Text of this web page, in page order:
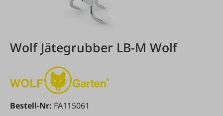
Wolf Jätegrubber LB-M Wolf
Bestell-Nr: FA115061